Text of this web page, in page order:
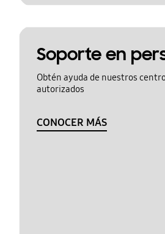
Soporte en
Obtén ayuda de nuestros
autorizados
CONOCER MÁS